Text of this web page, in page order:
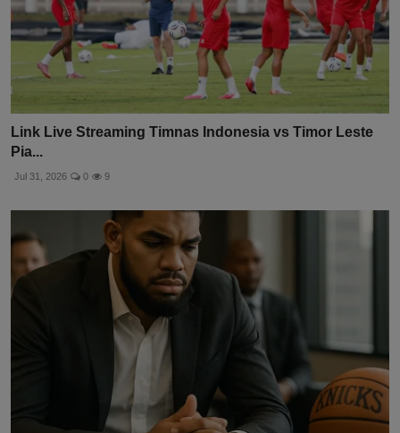
Link Live Streaming Timnas Indonesia vs Timor Leste
Pia...
Jul 31, 2026 0 9